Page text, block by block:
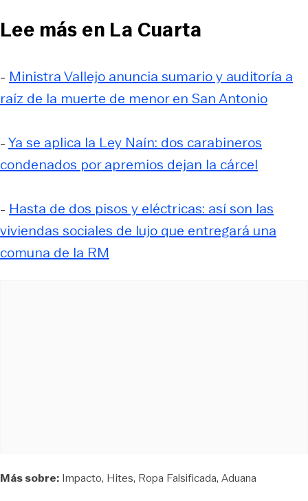
Lee más en La Cuarta
- Ministra Vallejo anuncia sumario y auditoría a
raíz de la muerte de menor en San Antonio
-Ya se aplica la Ley Naín: dos carabineros
condenados por apremios dejan la cárcel
- Hasta de dos pisos y eléctricas: así son las
viviendas sociales de lujo que entregará una
comuna de la RM
Más sobre: Impacto Hites Ropa Falsificada Aduana